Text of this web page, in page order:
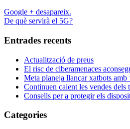
Google + desapareix.
De què servirà el 5G?
Entrades recents
Actualització de preus
El risc de ciberamenaces
Meta planeja llançar xatbots amb
Continuen caient les vendes dels
Consells per a protegir els
Categories